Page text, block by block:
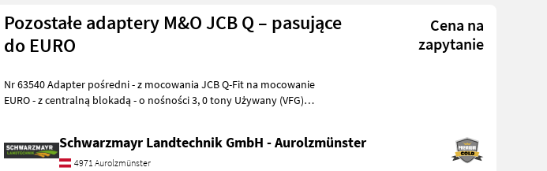
Pozostałe adaptery M&O JCB Q – pasujące
do EURO
Cena na
zapytanie
Nr 63540 Adapter pośredni - z mocowania JCB Q-Fit na mocowanie
EURO - z centralną blokadą - o nośności 3, 0 tony Używany (VFG)
Schwarzmayr Landtechnik GmbH - Aurolzmünster
4971 Aurolzmünster